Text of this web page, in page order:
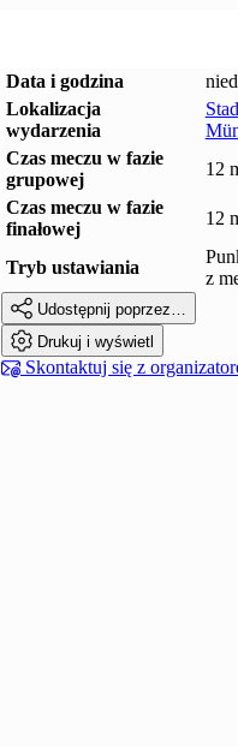
Data i godzina
Lokalizacja
wydarzenia
Czas meczu w fazie
grupowej
12
Czas meczu w fazie
finałowej
12
Tryb ustawiania
z
 Udostępnij poprzez…
 Drukuj i wyświetl
 Skontaktuj się z